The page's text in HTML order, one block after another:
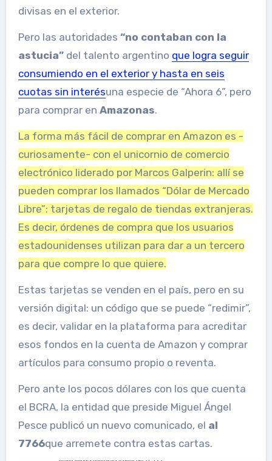
divisas en el exterior.
Pero las autoridades “no contaban con la
astucia”del talento argentino que logra seguir
consumiendo en el exterior y hasta en seis
cuotas sin interésuna especie de “Ahora 6”, pero
para comprar en Amazonas.
La forma más fácil de comprar en Amazon es -
curiosamente- con el unicornio de comercio
electrónico liderado por Marcos Galperin: allí se
pueden comprar los llamados “Dólar de Mercado
Libre”: tarjetas de regalo de tiendas extranjeras.
Es decir, órdenes de compra que los usuarios
estadounidenses utilizan para dar a un tercero
para que compre lo que quiere.
Estas tarjetas se venden en el país, pero en su
versión digital: un código que se puede “redimir”,
es decir, validar en la plataforma para acreditar
esos fondos en la cuenta de Amazon y comprar
artículos para consumo propio o reventa.
Pero ante los pocos dólares con los que cuenta
el BCRA, la entidad que preside Miguel Ángel
Pesce publicó un nuevo comunicado, el al
7766que arremete contra estas cartas.